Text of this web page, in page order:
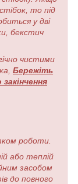
то під
у дві
бекстич
чистими
Бережіть
роботи.
або теплій
засобом
до повного